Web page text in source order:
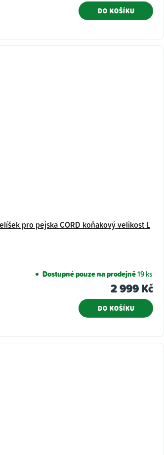
DO KOŠÍKU
pro pejska CORD koňakový velikost L
Dostupné pouze na prodejně19 ks
2 999 Kč
DO KOŠÍKU